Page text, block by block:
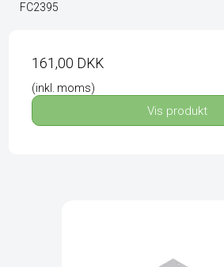
FC2395
161,00 DKK
(inkl. moms)
Vis produkt